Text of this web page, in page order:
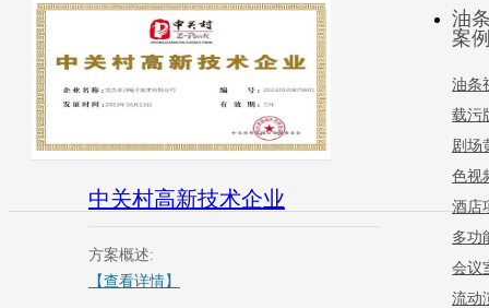
中关村高新技术企业
方案概述:
【查看详情】
油
案
油条
载污
剧场
色视
酒店
多功
会议
流动